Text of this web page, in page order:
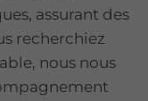
assurant des
recherchiez
nous nous